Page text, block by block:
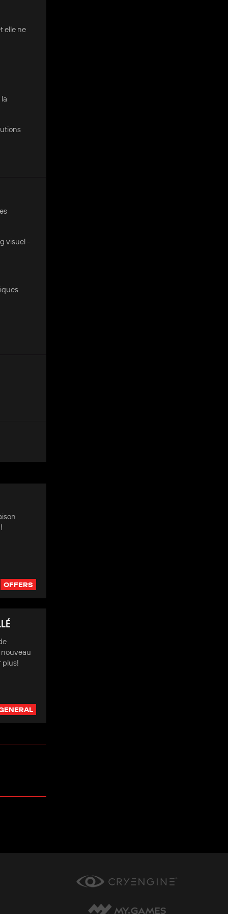
elle ne
visuel -
OFFERS
plus!